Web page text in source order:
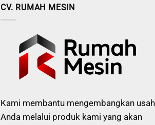
CV. RUMAH MESIN
Kami membantu mengembangkan
Anda melalui produk kami yang akan